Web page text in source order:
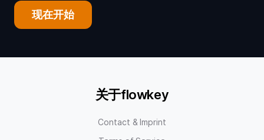
现在开始
关于flowkey
Contact & Imprint